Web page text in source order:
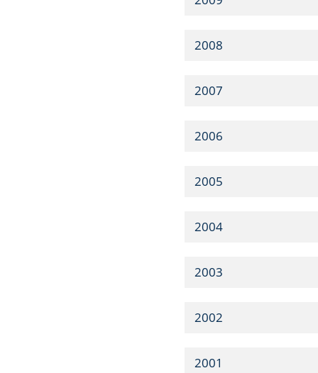
2008
2007
2006
2005
2004
2003
2002
2001